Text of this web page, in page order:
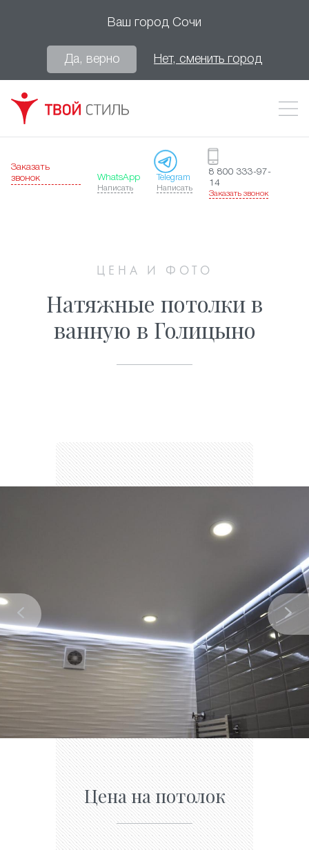
Ваш город Сочи
Да, верно Нет, сменить город
Заказать
звонок
WhatsApp
Написать
Telegram
Написать
8 800 333-97-
14
Заказать звонок
ЦЕНА И ФОТО
Натяжные потолки в
ванную в Голицыно
Цена на потолок